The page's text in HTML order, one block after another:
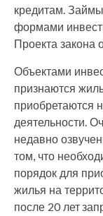
кредитам.
формами
Проекта закона
Объектами
признаются
приобретаются
деятельности.
недавно
том, что
порядок для
жилья на
после 20 лет